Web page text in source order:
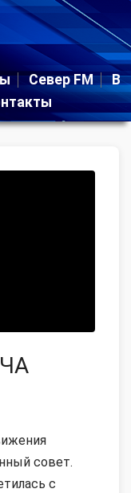
Север FM
В
совет.
с